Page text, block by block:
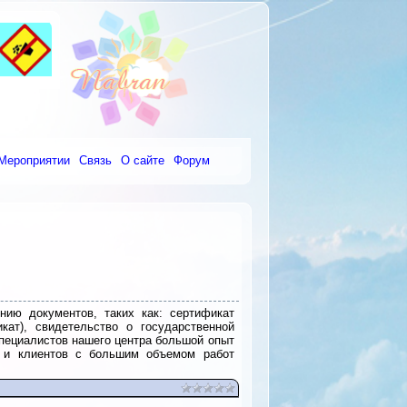
Связь О сайте Форум
документов, таких как: cертификат
свидетельство о государственной
нашего центра большой опыт
и клиентов с большим объемом работ